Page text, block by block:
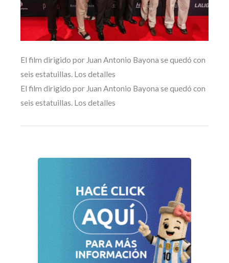
El film dirigido por Juan Antonio Bayona se quedó con
seis estatuillas. Los detalles
El film dirigido por Juan Antonio Bayona se quedó con
seis estatuillas. Los detalles